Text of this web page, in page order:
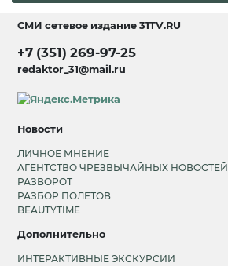
СМИ сетевое издание31TV.RU
+7 (351) 269-97-25
redaktor_31@mail.ru
Новости
ЛИЧНОЕ МНЕНИЕ
АГЕНТСТВО ЧРЕЗВЫЧАЙНЫХ НОВОСТЕЙ
РАЗВОРОТ
РАЗБОР ПОЛЕТОВ
BEAUTYTIME
Дополнительно
ИНТЕРАКТИВНЫЕ ЭКСКУРСИИ